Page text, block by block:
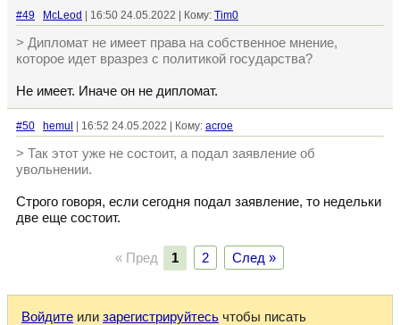
#49 McLeod | 16:50 24.05.2022 | Кому: Tim0
> Дипломат не имеет права на собственное мнение,
которое идет вразрез с политикой государства?
Не имеет. Иначе он не дипломат.
#50 hemul | 16:52 24.05.2022 | Кому: acroe
> Так этот уже не состоит, а подал заявление об
увольнении.
Строго говоря, если сегодня подал заявление, то недельки
две еще состоит.
« Пред 1 2 След »
Войдите или зарегистрируйтесь чтобы писать